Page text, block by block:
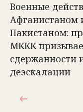
Военные
Афганистаном
Пакистаном:
МККК
сдержанности
деэскалации